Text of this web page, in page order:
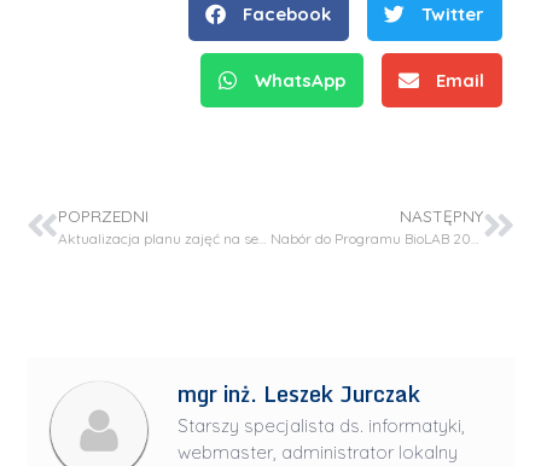
Facebook Twitter
WhatsApp Email
POPRZEDNI
Aktualizacja planu zajęć na sem. zimowy roku akad. 2021/22
NASTĘPNY
Nabór do Programu BioLAB 2022-23
mgr inż. Leszek Jurczak
Starszy specjalista ds. informatyki,
webmaster, administrator lokalny